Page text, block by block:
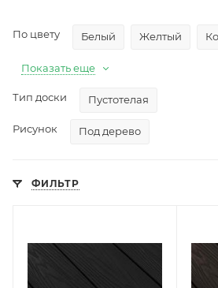
По цвету Белый Желтый
Показать еще
Тип доски Пустотелая
Рисунок Под дерево
ФИЛЬТР